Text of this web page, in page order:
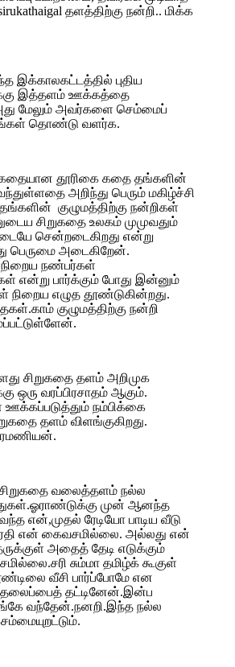
தளத்திற்கு நன்றி.. மிக்க
இக்காலகட்டத்தில் புதிய
இத்தளம் ஊக்கத்தை
மேலும் அவர்களை செம்மைப்
உங்கள் தொண்டு வளர்க.
தூரிகை கதை தங்களின்
அறிந்து பெரும் மகிழ்ச்சி
குழுமத்திற்கு நன்றிகள்
சிறுகதை உலகம் முமுவதும்
சென்றடைகிறது என்று
பெருமை அடைகிறேன்.
நண்பர்கள்
என்று பார்க்கும் போது இன்னும்
எழுத தூண்டுகின்றது.
குழுமத்திற்கு நன்றி
சிறுகதை தளம் அறிமுக
ஒரு வரப்பிரசாதம் ஆகும்.
நம்பிக்கை
தளம் விளங்குகிறது.
வலைத்தளம் நல்ல
முன் ஆனந்த
என்,முதல் ரேடியோ பாடிய வீடு
என் கைவசமில்லை. அல்லது என்
அதைத் தேடி எடுக்கும்
சும்மா தமிழ்க் கூகுள்
வீசி பார்ப்போமே என
தட்டினேன்.இன்ப
வந்தேன்.நனறி.இந்த நல்ல